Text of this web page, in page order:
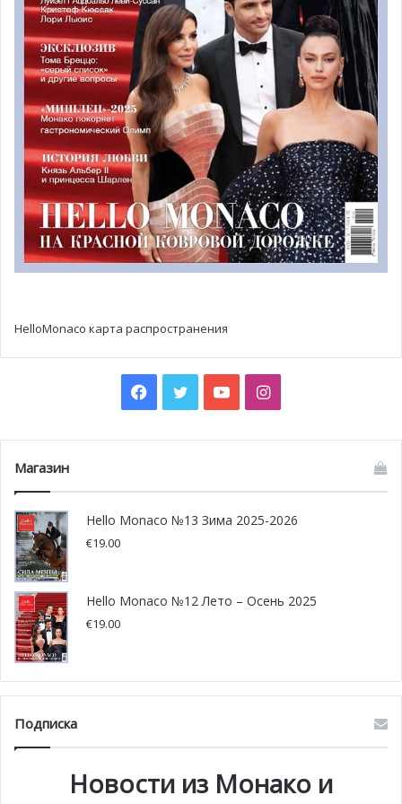
Фото: gouv.mc
HelloMonaco карта распространения
Facebook
TwitterYouTubeInstagram
Магазин
Hello Monaco №13 Зима 2025-2026
€19.00
Hello Monaco №12 Лето – Осень 2025
€19.00
Подписка
Новости из Монако и